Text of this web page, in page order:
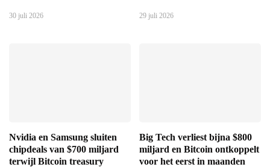
30 juli 2026 29 juli 2026
Nvidia en Samsung sluiten
chipdeals van $700 miljard
terwijl Bitcoin treasury
Big Tech verliest bijna $800
miljard en Bitcoin ontkoppelt
voor het eerst in maanden